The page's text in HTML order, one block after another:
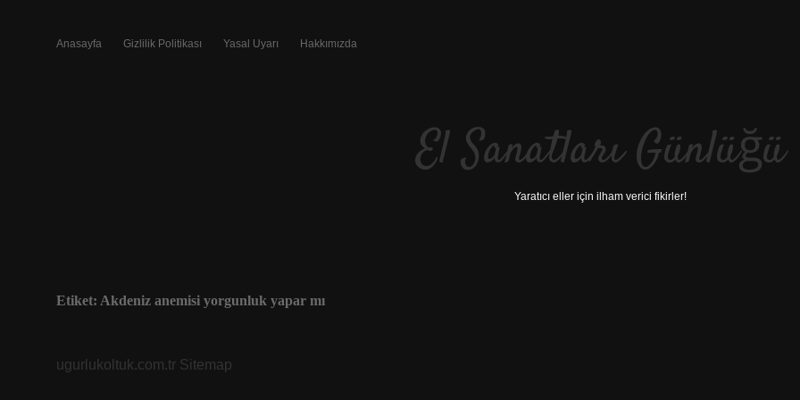
Anasayfa Gizlilik Politikası Yasal Uyarı Hakkımızda
El Sanatları Günlüğü
Yaratıcı eller için ilham verici fikirler!
Etiket: Akdeniz anemisi yorgunluk yapar mı
ugurlukoltuk.com.tr Sitemap